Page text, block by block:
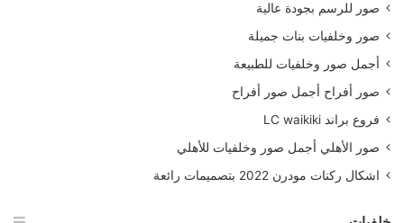
صور للرسم بجودة عالية
صور وخلفيات بنات جميلة
أجمل صور وخلفيات للطبيعة
صور أفراح أجمل صور أفراح
فروع براند LC waikiki
صور الأهلي أجمل صور وخلفيات للأهلي
اشكال ركنات مودرن 2022 بتصميمات رائعة